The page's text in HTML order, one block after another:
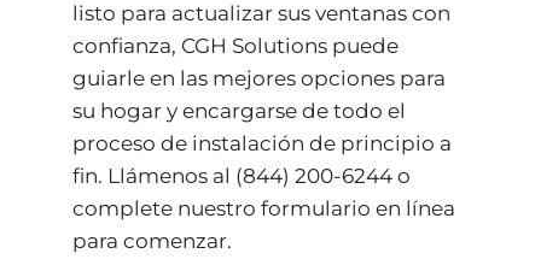
listo para actualizar sus ventanas con
confianza, CGH Solutions puede
guiarle en las mejores opciones para
su hogar y encargarse de todo el
proceso de instalación de principio a
fin. Llámenos al (844) 200-6244o
complete nuestro formulario en línea
para comenzar.